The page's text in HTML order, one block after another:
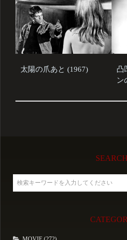
太陽の爪あと (1967)
凸
ン
SEARCH